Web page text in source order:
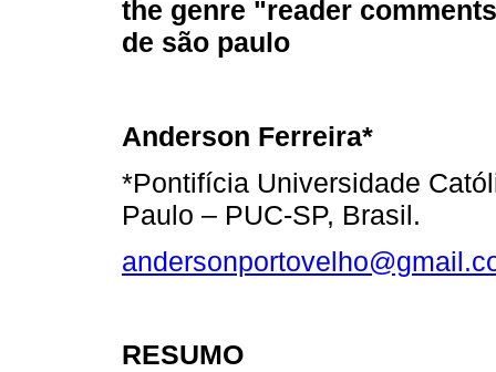
the genre "reader
de são paulo
Anderson Ferreira*
*Pontifícia Universidade
Paulo – PUC-SP, Brasil.
RESUMO